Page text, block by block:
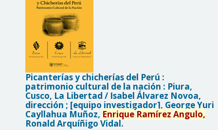
Picanterías y chicherías del Perú :
patrimonio cultural de la nación : Piura,
Cusco, La Libertad / Isabel Álvarez Novoa,
dirección ; [equipo investigador], George Yuri
Cayllahua Muñoz, Enrique Ramírez Angulo,
Ronald Arquíñigo Vidal.